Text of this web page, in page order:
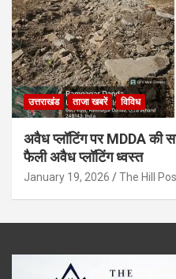
उत्तराखंड ताजा खबरें विविध
अवैध प्लॉटिंग पर MDDA की
फैली अवैध प्लॉटिंग ध्वस्त
January 19, 2026 The Hill